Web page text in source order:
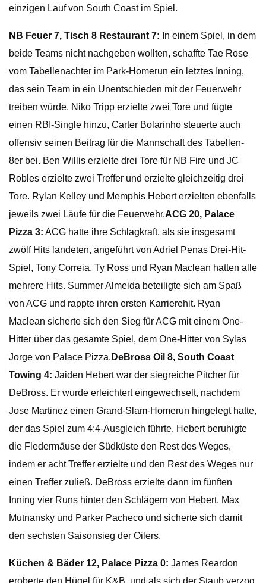
einzigen Lauf von South Coast im Spiel.
NB Feuer 7, Tisch 8 Restaurant 7: In einem Spiel, in dem
beide Teams nicht nachgeben wollten, schaffte Tae Rose
vom Tabellenachter im Park-Homerun ein letztes Inning,
das sein Team in ein Unentschieden mit der Feuerwehr
treiben würde. Niko Tripp erzielte zwei Tore und fügte
einen RBI-Single hinzu, Carter Bolarinho steuerte auch
offensiv seinen Beitrag für die Mannschaft des Tabellen-
8er bei. Ben Willis erzielte drei Tore für NB Fire und JC
Robles erzielte zwei Treffer und erzielte gleichzeitig drei
Tore. Rylan Kelley und Memphis Hebert erzielten ebenfalls
jeweils zwei Läufe für die Feuerwehr.ACG 20, Palace
Pizza 3: ACG hatte ihre Schlagkraft, als sie insgesamt
zwölf Hits landeten, angeführt von Adriel Penas Drei-Hit-
Spiel, Tony Correia, Ty Ross und Ryan Maclean hatten alle
mehrere Hits. Summer Almeida beteiligte sich am Spaß
von ACG und rappte ihren ersten Karrierehit. Ryan
Maclean sicherte sich den Sieg für ACG mit einem One-
Hitter über das gesamte Spiel, dem One-Hitter von Sylas
Jorge von Palace Pizza. DeBross Oil 8, South Coast
Towing 4: Jaiden Hebert war der siegreiche Pitcher für
DeBross. Er wurde erleichtert eingewechselt, nachdem
Jose Martinez einen Grand-Slam-Homerun hingelegt hatte,
der das Spiel zum 4:4-Ausgleich führte. Hebert beruhigte
die Fledermäuse der Südküste den Rest des Weges,
indem er acht Treffer erzielte und den Rest des Weges nur
einen Treffer zuließ. DeBross erzielte dann im fünften
Inning vier Runs hinter den Schlägern von Hebert, Max
Mutnansky und Parker Pacheco und sicherte sich damit
den sechsten Saisonsieg der Oilers.
Küchen & Bäder 12, Palace Pizza 0: James Reardon
eroberte den Hügel für K&B, und als sich der Staub verzog,